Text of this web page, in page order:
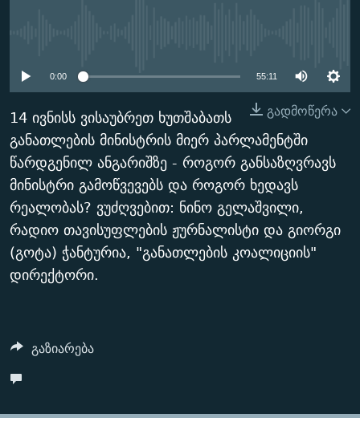
ᲚᲘᲢᲔᲠᲐᲢᲣᲠᲣᲚᲘ ᲬᲐᲮᲜᲐᲒᲔᲑᲘ
ᲘᲛᲞᲔᲠᲘᲐ ᲓᲐ ᲠᲐᲓᲘᲝ
ᲡᲐᲞᲐᲠᲚᲐᲛᲔᲜᲢᲝ ᲐᲠᲩᲔᲕᲜᲔᲑᲘᲡ ᲘᲡᲢᲝᲠᲘᲐ
ᲑᲐᲕᲨᲕᲔᲑᲘ ᲞᲠᲝᲡᲢᲘᲢᲣᲪᲘᲐᲨᲘ - ᲐᲛᲝᲣᲗᲥᲛᲔᲚᲘ ᲐᲛᲑᲐᲕᲘ
5 ᲐᲛᲑᲐᲕᲘ - 20 ᲘᲕᲜᲘᲡᲡ ᲓᲐᲨᲐᲕᲔᲑᲣᲚᲔᲑᲘ
ᲐᲒᲕᲘᲡᲢᲝᲡ ᲝᲛᲘ
ПРИВЕТ ᲙᲣᲚᲢᲣᲠᲐ
რთე/რთ-ის ყველა საიტი
0:00 55:11
გადმოწერა
14 ივნისს ვისაუბრეთ ხუთშაბათს
განათლების მინისტრის მიერ პარლამენტში
წარდგენილ ანგარიშზე - როგორ განსაზღვრავს
მინისტრი გამოწვევებს და როგორ ხედავს
რეალობას? ვუძღვებით: ნინო გელაშვილი,
რადიო თავისუფლების ჟურნალისტი და გიორგი
(გოტა) ჭანტურია, "განათლების კოალიციის"
დირექტორი.
გაზიარება